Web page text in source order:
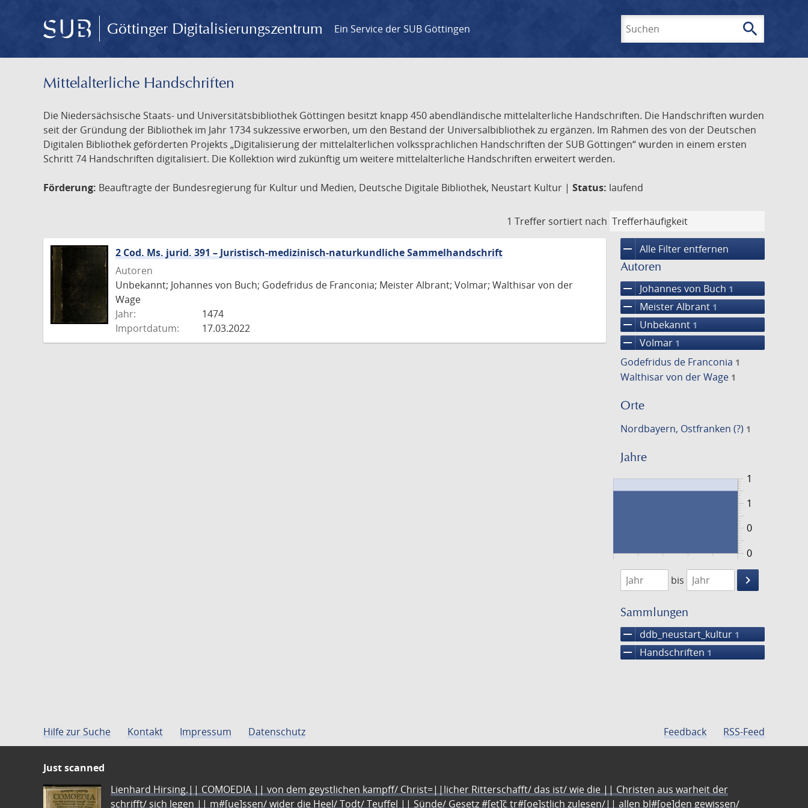
Göttinger Digitalisierungszentrum Ein Service der SUB Göttingen search
Mittelalterliche Handschriften
Die Niedersächsische Staats- und Universitätsbibliothek Göttingen besitzt knapp 450 abendländische mittelalterliche Handschriften. Die Handschriften wurden
seit der Gründung der Bibliothek im Jahr 1734 sukzessive erworben, um den Bestand der Universalbibliothek zu ergänzen. Im Rahmen des von der Deutschen
Digitalen Bibliothek geförderten Projekts „Digitalisierung der mittelalterlichen volkssprachlichen Handschriften der SUB Göttingen“ wurden in einem ersten
Schritt 74 Handschriften digitalisiert. Die Kollektion wird zukünftig um weitere mittelalterliche Handschriften erweitert werden.
Förderung: Beauftragte der Bundesregierung für Kultur und Medien, Deutsche Digitale Bibliothek, Neustart Kultur | Status: laufend
1 Treffer sortiert nach
remove Alle Filter entfernen
Autoren
remove Johannes von Buch 1
remove Meister Albrant 1
remove Unbekannt 1
remove Volmar 1
Godefridus de Franconia 1
Walthisar von der Wage 1
Orte
Nordbayern, Ostfranken (?) 1
Jahre
0
1
0
1
1474
1475
bis
keyboard_arrow_right
Suche
Sammlungen
remove ddb_neustart_kultur 1
remove Handschriften 1
2 Cod. Ms. jurid. 391 – Juristisch-medizinisch-naturkundliche Sammelhandschrift
Autoren
Unbekannt; Johannes von Buch; Godefridus de Franconia; Meister Albrant; Volmar; Walthisar von der
Wage
Jahr:
1474
Importdatum:
17.03.2022
Hilfe zur Suche Kontakt Impressum Datenschutz Feedback RSS-Feed
Just scanned
Lienhard Hirsing.|| COMOEDIA || von dem geystlichen kampff/ Christ=||licher Ritterschafft/ das ist/ wie die || Christen aus warheit der
schrifft/ sich legen || m#[ue]ssen/ wider die Heel/ Todt/ Teuffel || Sünde/ Gesetz #[et]c̃ tr#[oe]stlich zulesen/|| allen bl#[oe]den gewissen/